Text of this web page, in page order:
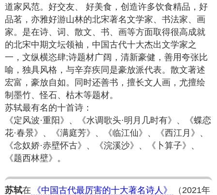
道家风范。好交友、 好美食，创造许多饮食精品，好
品茗，亦雅好游山林的北宋著名文学家、书法家、画
家。是在诗、词、散文、书、画等方面取得很高成就
的北宋中期文坛领袖，中国古代十大杰出文学家之
一，文纵横恣肆;诗题材广阔，清新豪健，善用夸张比
喻，独具风格，与辛弃疾同是豪放派代表。散文著述
宏富，豪放自如。同时还善书，擅长文人画，尤擅绘
制墨竹、怪石、枯木等题材。
苏轼最有名的十首诗：
《定风波·重阳》、《水调歌头·明月几时有》、《蝶恋
花·春景》、《满庭芳》、《临江仙》、《西江月》、
《念奴娇·赤壁怀古》、《浣溪沙》、《卜算子》、
《题西林壁》。
苏轼在 《中国古代最厉害的十大著名诗人》
（2021年